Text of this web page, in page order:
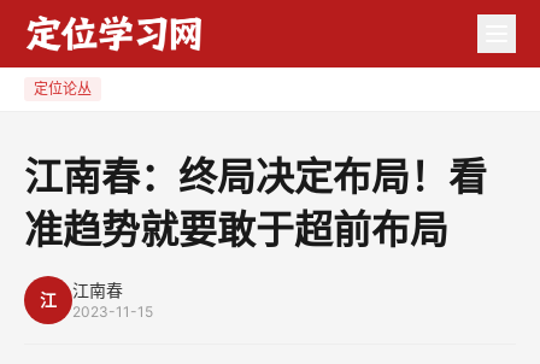
春：
局！
定位论丛
江南春：终局决定布局！看
准趋势就要敢于超前布局
江 江南春
2023-11-15